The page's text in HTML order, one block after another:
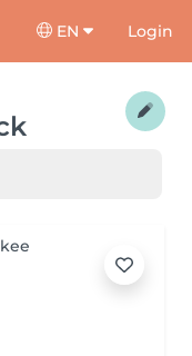
EN Login